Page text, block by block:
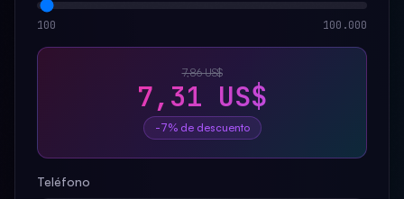
100 100.000
7,86 US$
7,31 US$
-7% de descuento
Teléfono